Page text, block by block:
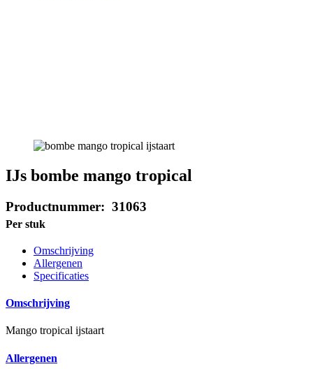
IJs bombe mango tropical
Productnummer: 31063
Per stuk
Omschrijving
Allergenen
Specificaties
Omschrijving
Mango tropical ijstaart
Allergenen